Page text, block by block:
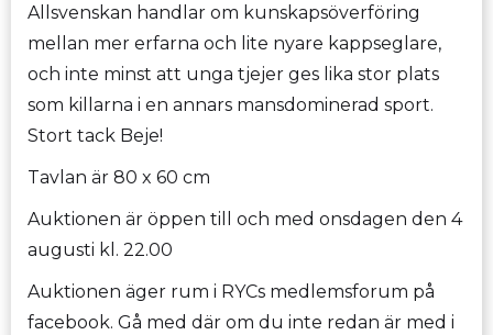
Allsvenskan handlar om kunskapsöverföring
mellan mer erfarna och lite nyare kappseglare,
och inte minst att unga tjejer ges lika stor plats
som killarna i en annars mansdominerad sport.
Stort tack Beje!
Tavlan är 80 x 60 cm
Auktionen är öppen till och med onsdagen den 4
augusti kl. 22.00
Auktionen äger rum i RYCs medlemsforum på
facebook. Gå med där om du inte redan är med i